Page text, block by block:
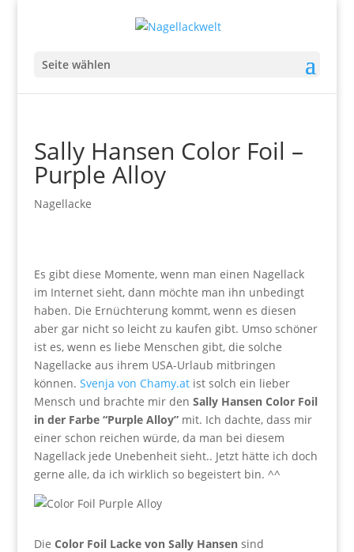
Seite wählen
Sally Hansen Color Foil –
Purple Alloy
Nagellacke
Es gibt diese Momente, wenn man einen Nagellack
im Internet sieht, dann möchte man ihn unbedingt
haben. Die Ernüchterung kommt, wenn es diesen
aber gar nicht so leicht zu kaufen gibt. Umso schöner
ist es, wenn es liebe Menschen gibt, die solche
Nagellacke aus ihrem USA-Urlaub mitbringen
können. Svenja von Chamy.atist solch ein lieber
Mensch und brachte mir den Sally Hansen Color Foil
in der Farbe “Purple Alloy”mit. Ich dachte, dass mir
einer schon reichen würde, da man bei diesem
Nagellack jede Unebenheit sieht.. Jetzt hätte ich doch
gerne alle, da ich wirklich so begeistert bin. ^^
Die Color Foil Lacke von Sally Hansensind